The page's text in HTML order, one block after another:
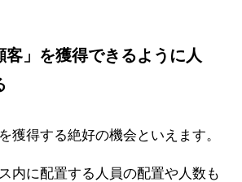
」を獲得できるように人
獲得する絶好の機会といえます。
内に配置する人員の配置や人数も